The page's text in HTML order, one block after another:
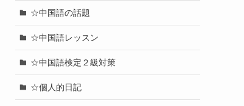
☆中国語の話題
☆中国語レッスン
☆中国語検定２級対策
☆個人的日記